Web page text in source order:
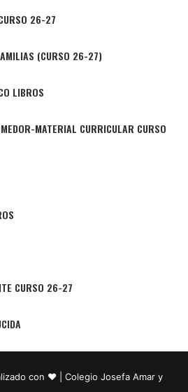
26-27
(CURSO 26-27)
LIBROS
MATERIAL CURRICULAR CURSO
CURSO 26-27
con ❤️ | Colegio Josefa Amar y